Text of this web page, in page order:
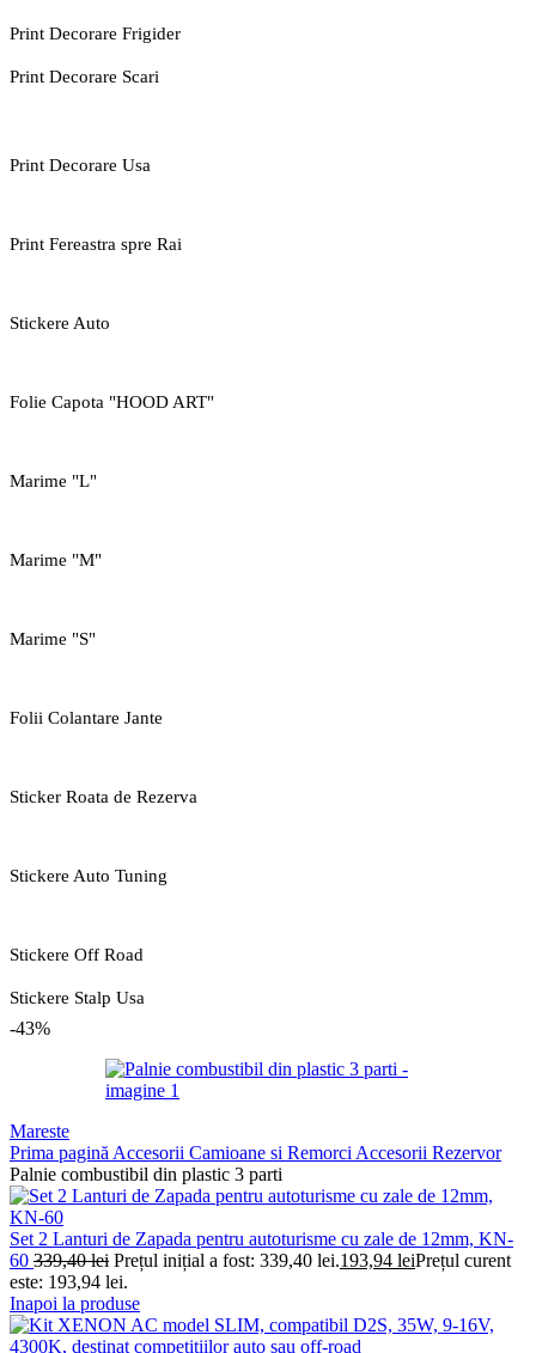
Print Decorare Frigider
Print Decorare Scari
Print Decorare Usa
Print Fereastra spre Rai
Stickere Auto
Folie Capota "HOOD ART"
Marime "L"
Marime "M"
Marime "S"
Folii Colantare Jante
Sticker Roata de Rezerva
Stickere Auto Tuning
Stickere Off Road
Stickere Stalp Usa
-43%
Mareste
Prima pagină Accesorii Camioane si Remorci Accesorii Rezervor
Palnie combustibil din plastic 3 parti
Set 2 Lanturi de Zapada pentru autoturisme cu zale de 12mm, KN-
60 339,40lei Prețul inițial a fost: 339,40 lei.193,94 leiPrețul curent
este: 193,94 lei.
Inapoi la produse